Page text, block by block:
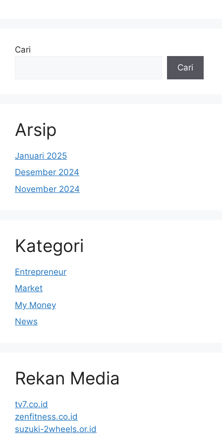
Cari
Cari
Arsip
Januari 2025
Desember 2024
November 2024
Kategori
Entrepreneur
Market
My Money
News
Rekan Media
tv7.co.id
zenfitness.co.id
suzuki-2wheels.or.id